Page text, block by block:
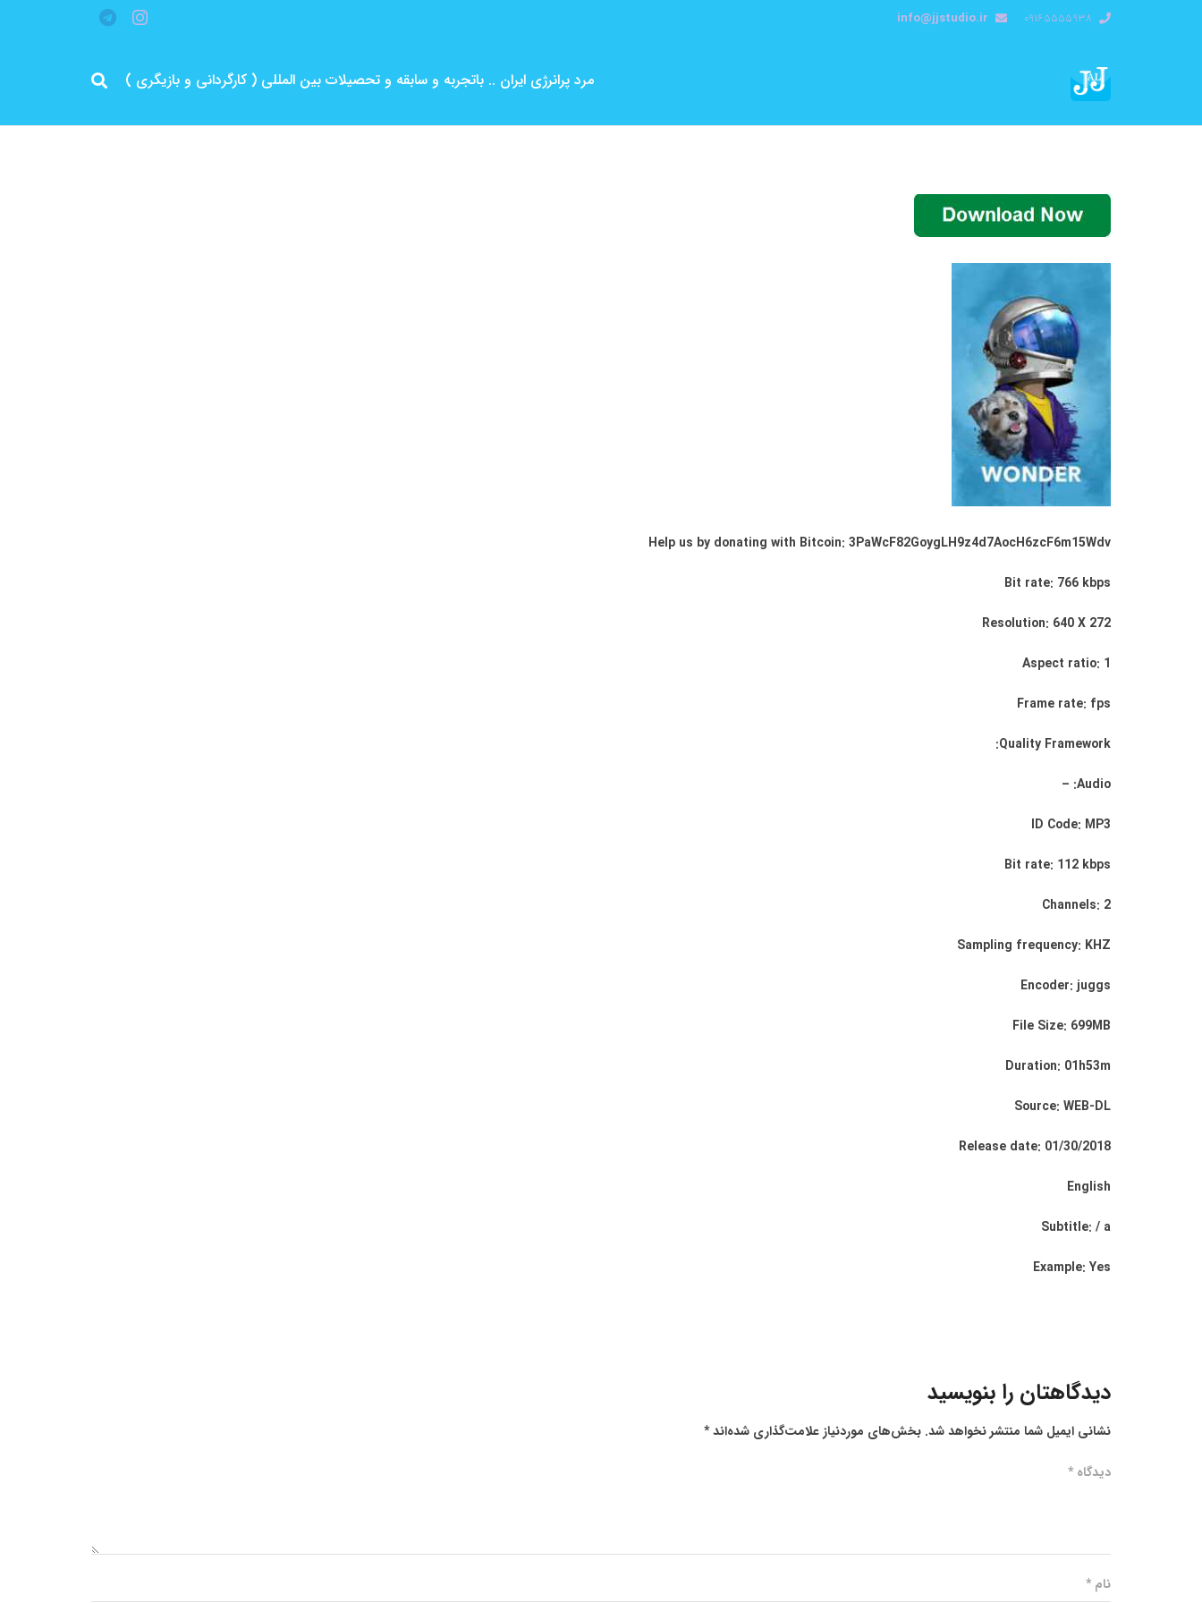
09165555938
info@jjstudio.ir
مرد پرانرژی ایران .. باتجربه و سابقه و تحصیلات بین المللی ( کارگردانی و بازیگری )
Help us by donating with Bitcoin: 3PaWcF82GoygLH9z4d7AocH6zcF6m15Wdv
Bit rate: 766 kbps
Resolution: 640 X 272
Aspect ratio: 1
Frame rate: fps
Quality Framework:
Audio: –
ID Code: MP3
Bit rate: 112 kbps
Channels: 2
Sampling frequency: KHZ
Encoder: juggs
File Size: 699MB
Duration: 01h53m
Source: WEB-DL
Release date: 01/30/2018
English
Subtitle: / a
Example: Yes
دیدگاهتان را بنویسید
نشانی ایمیل شما منتشر نخواهد شد. بخش‌های موردنیاز علامت‌گذاری شده‌اند*